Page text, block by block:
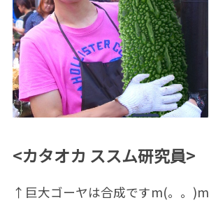
<カタオカ ススム研究員>
↑巨大ゴーヤは合成ですm(。。)m